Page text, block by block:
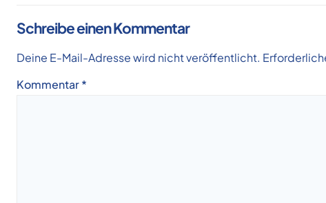
Schreibe einen Kommentar
Deine E-Mail-Adresse wird nicht veröffentlicht.
Kommentar*